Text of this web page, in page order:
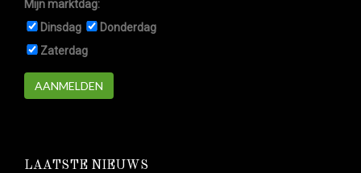
Mijn marktdag:
Dinsdag
Donderdag
Zaterdag
AANMELDEN
LAATSTE NIEUWS